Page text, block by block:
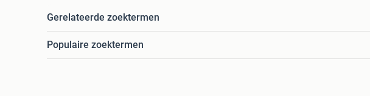
Gerelateerde zoektermen
Populaire zoektermen